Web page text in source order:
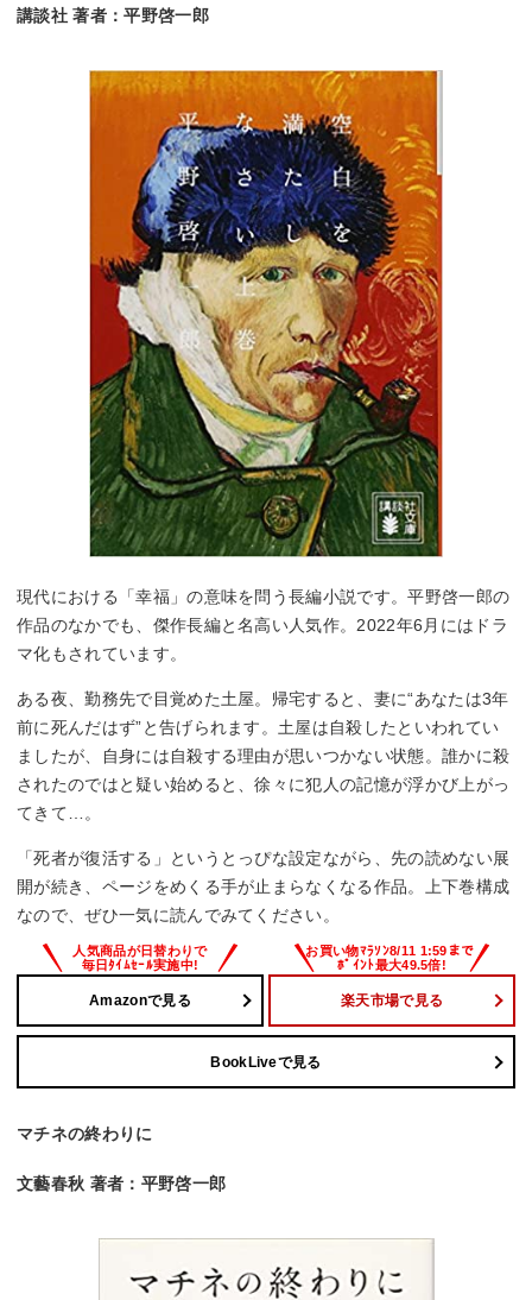
講談社 著者：平野啓一郎
現代における「幸福」の意味を問う長編小説です。平野啓一郎の
作品のなかでも、傑作長編と名高い人気作。2022年6月にはドラ
マ化もされています。
ある夜、勤務先で目覚めた土屋。帰宅すると、妻に“あなたは3年
前に死んだはず”と告げられます。土屋は自殺したといわれてい
ましたが、自身には自殺する理由が思いつかない状態。誰かに殺
されたのではと疑い始めると、徐々に犯人の記憶が浮かび上がっ
てきて…。
「死者が復活する」というとっぴな設定ながら、先の読めない展
開が続き、ページをめくる手が止まらなくなる作品。上下巻構成
なので、ぜひ一気に読んでみてください。
Amazonで見る 楽天市場で見る
BookLiveで見る
マチネの終わりに
文藝春秋 著者：平野啓一郎